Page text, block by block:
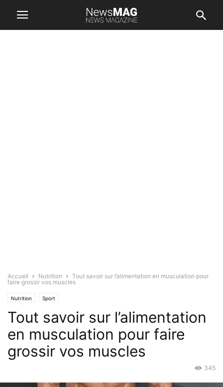
Accueil Nutrition
Tout savoir sur l’alimentation en musculation pour
faire grossir vos muscles
Nutrition Sport
Tout savoir sur l’alimentation
en musculation pour faire
grossir vos muscles
345